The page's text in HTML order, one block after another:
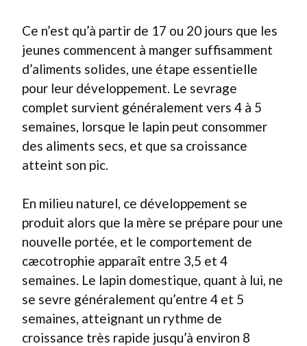
Ce n’est qu’à partir de 17 ou 20 jours que les
jeunes commencent à manger suffisamment
d’aliments solides, une étape essentielle
pour leur développement. Le sevrage
complet survient généralement vers 4 à 5
semaines, lorsque le lapin peut consommer
des aliments secs, et que sa croissance
atteint son pic.
En milieu naturel, ce développement se
produit alors que la mère se prépare pour une
nouvelle portée, et le comportement de
cæcotrophie apparaît entre 3,5 et 4
semaines. Le lapin domestique, quant à lui, ne
se sevre généralement qu’entre 4 et 5
semaines, atteignant un rythme de
croissance très rapide jusqu’à environ 8